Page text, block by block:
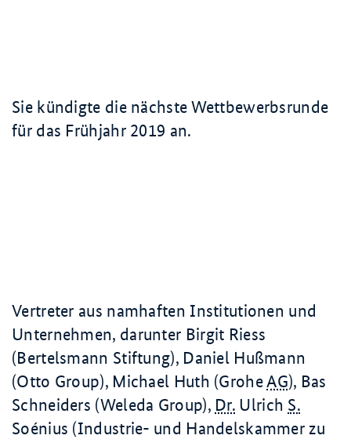
Sie kündigte die nächste Wettbewerbsrunde
für das Frühjahr 2019 an.
Vertreter aus namhaften Institutionen und
Unternehmen, darunter Birgit Riess
(Bertelsmann Stiftung), Daniel Hußmann
(Otto Group), Michael Huth (GroheAG), Bas
Schneiders (Weleda Group), Dr. Ulrich S.
Soénius (Industrie- und Handelskammer zu